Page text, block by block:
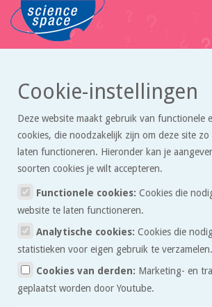
Vraagbaak» Overig
In de vraagbaak kun je een vraag stellen over
proberen je zo snel mogelijk te antwoorden. Wees
probleem op kunt lossen. Daar leer je het meeste
Cookie-instellingen
Deze website maakt gebruik van functionele
cookies, die noodzakelijk zijn om deze site
laten functioneren. Hieronder kan je
soorten cookies je wilt accepteren.
Functionele cookies: Cookies die
website te laten functioneren.
Analytische cookies: Cookies die
statistieken voor eigen gebruik te verzamelen.
Cookies van derden: Marketing- en
geplaatst worden door Youtube.